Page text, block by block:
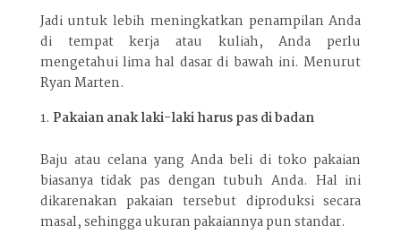
Jadi untuk lebih meningkatkan penampilan Anda
di tempat kerja atau kuliah, Anda perlu
mengetahui lima hal dasar di bawah ini. Menurut
Ryan Marten.
Pakaian anak laki-laki harus pas di badan
Baju atau celana yang Anda beli di toko pakaian
biasanya tidak pas dengan tubuh Anda. Hal ini
dikarenakan pakaian tersebut diproduksi secara
masal, sehingga ukuran pakaiannya pun standar.